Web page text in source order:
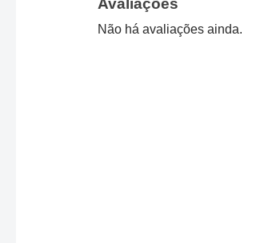
Avaliações
Não há avaliações ainda.